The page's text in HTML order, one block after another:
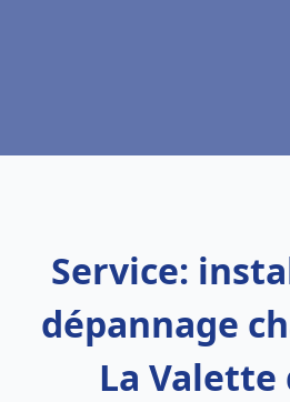
Service:
dépannage
La Valette